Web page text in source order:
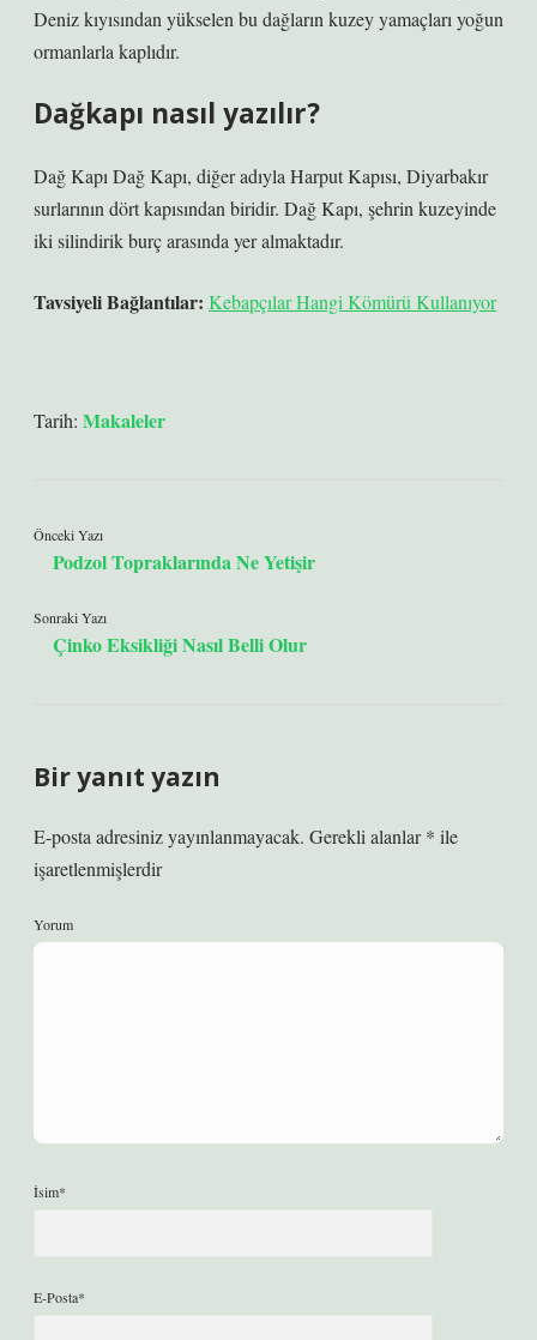
Deniz kıyısından yükselen bu dağların kuzey yamaçları yoğun
ormanlarla kaplıdır.
Dağkapı nasıl yazılır?
Dağ Kapı Dağ Kapı, diğer adıyla Harput Kapısı, Diyarbakır
surlarının dört kapısından biridir. Dağ Kapı, şehrin kuzeyinde
iki silindirik burç arasında yer almaktadır.
Tavsiyeli Bağlantılar: Kebapçılar Hangi Kömürü Kullanıyor
Tarih: Makaleler
Önceki Yazı
Podzol Topraklarında Ne Yetişir
Sonraki Yazı
Çinko Eksikliği Nasıl Belli Olur
Bir yanıt yazın
E-posta adresiniz yayınlanmayacak. Gerekli alanlar* ile
işaretlenmişlerdir
Yorum
İsim*
E-Posta*